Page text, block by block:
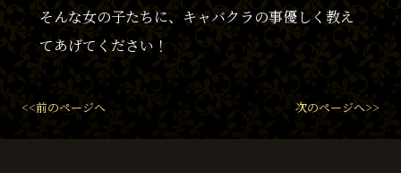
そんな女の子たちに、キャバクラの事優しく教え
てあげてください！
<<前のページへ 次のページへ>>